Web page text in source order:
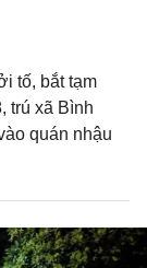
tố, bắt tạm
trú xã Bình
quán nhậu